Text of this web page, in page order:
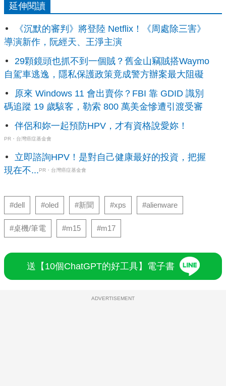
延伸閱讀
《沉默的審判》將登陸 Netflix！《周處除三害》
導演新作，阮經天、王淨主演
29顆鏡頭也抓不到一個賊？舊金山竊賊搭Waymo
自駕車逃逸，隱私保護政策竟成警方辦案最大阻礙
原來 Windows 11 會出賣你？FBI 靠 GDID 識別
碼追蹤 19 歲駭客，勒索 800 萬美金慘遭引渡受審
伴侶和妳一起預防HPV，才有資格說愛妳！
PR・台灣癌症基金會
立即諮詢HPV！是對自己健康最好的投資，把握
現在不...PR・台灣癌症基金會
#dell #oled #新聞 #xps #alienware
#桌機/筆電 #m15 #m17
送【10個ChatGPT的好工具】電子書
ADVERTISEMENT